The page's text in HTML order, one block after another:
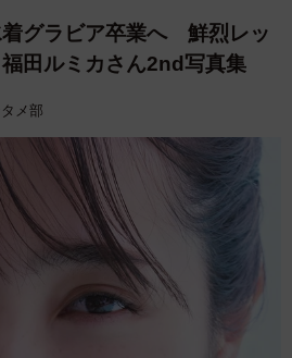
グラビア卒業へ 鮮烈レッ
田ルミカさん2nd写真集
メ部